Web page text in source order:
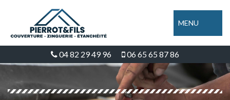
MENU
04 82 29 49 96 06 65 65 87 86